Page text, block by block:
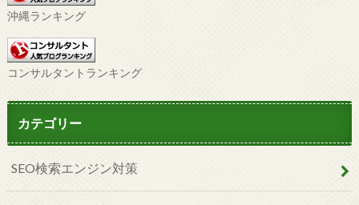
沖縄ランキング
コンサルタントランキング
カテゴリー
SEO検索エンジン対策